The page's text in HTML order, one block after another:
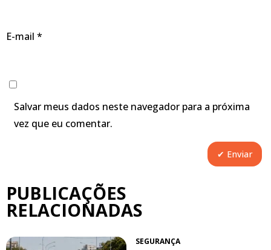
E-mail *
Salvar meus dados neste navegador para a próxima
vez que eu comentar.
PUBLICAÇÕES
RELACIONADAS
SEGURANÇA